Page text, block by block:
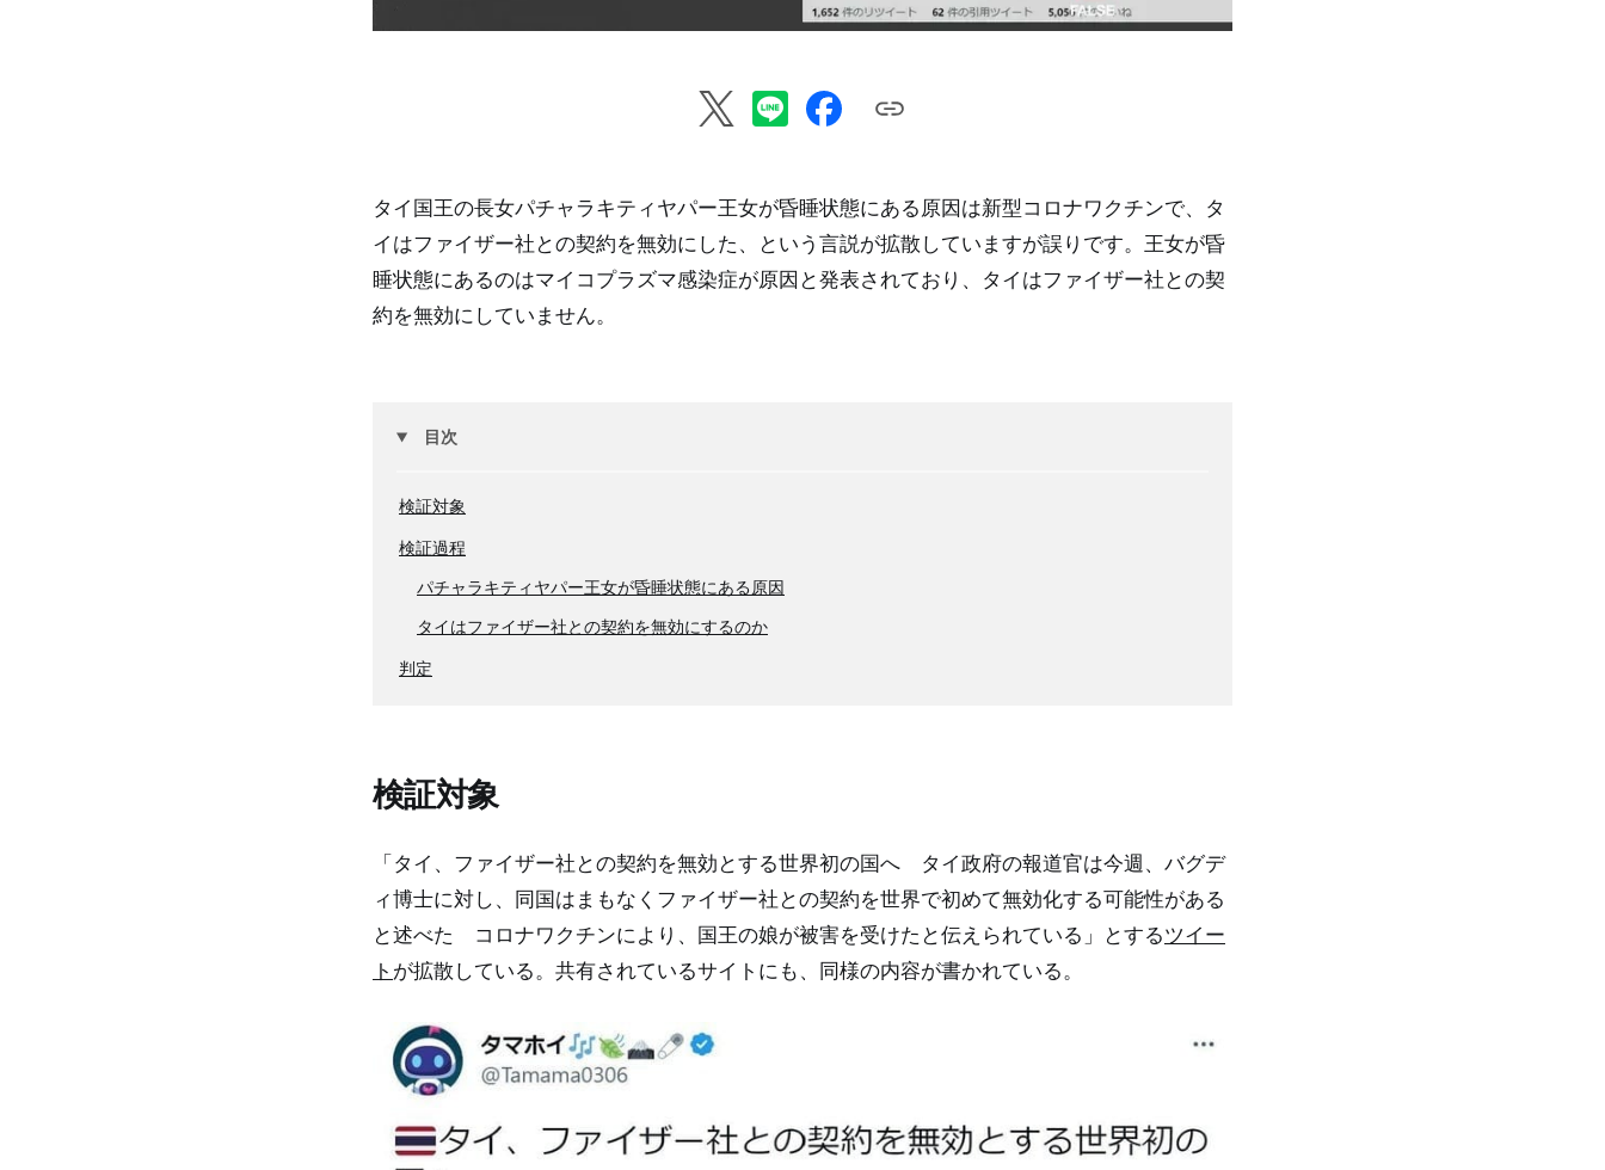
タイ国王の長女パチャラキティヤパー王女が昏睡状態にある原因は新型コロナワクチンで、タ
イはファイザー社との契約を無効にした、という言説が拡散していますが誤りです。王女が昏
睡状態にあるのはマイコプラズマ感染症が原因と発表されており、タイはファイザー社との契
約を無効にしていません。
目次
検証対象
検証過程
パチャラキティヤパー王女が昏睡状態にある原因
タイはファイザー社との契約を無効にするのか
判定
検証対象
「タイ、ファイザー社との契約を無効とする世界初の国へ タイ政府の報道官は今週、バグデ
ィ博士に対し、同国はまもなくファイザー社との契約を世界で初めて無効化する可能性がある
と述べた コロナワクチンにより、国王の娘が被害を受けたと伝えられている」とするツイー
ト が拡散している。共有されているサイトにも、同様の内容が書かれている。